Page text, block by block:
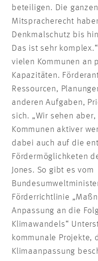
beteiligen. Die
Mitspracherecht
Denkmalschutz bis
Das ist sehr
vielen Kommunen an
Kapazitäten.
Ressourcen,
anderen Aufgaben,
sich. „Wir sehen
Kommunen aktiver
dabei auch auf die
Fördermöglichketen
Jones. So gibt es vom
Förderrichtlinie
Anpassung an die
Klimawandels“
kommunale Projekte,
Klimaanpassung